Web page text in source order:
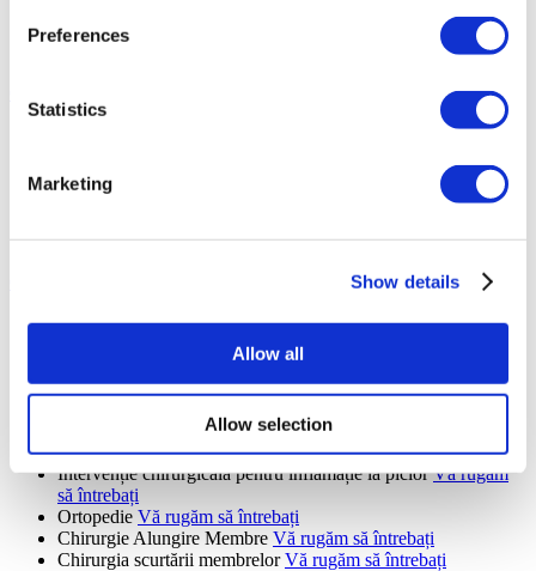
Preferences
Statistics
Marketing
Show details
Allow all
Allow selection
Perforație Septală
Vă rugăm să întrebați
Transplant de ficat
Transplant de rinichi
Chirurgie generală Vă rugăm să întrebați
Intervenție chirurgicală la tunelul carpian Vă rugăm să
Vă rugăm să întrebați
Proteză de genunchi Vă rugăm să întrebați
Artroscopia umărului Vă rugăm să întrebați
Intervenție chirurgicală pentru inflamație la picior Vă rugăm
să întrebați
Ortopedie Vă rugăm să întrebați
Chirurgie Alungire Membre Vă rugăm să întrebați
Chirurgia scurtării membrelor Vă rugăm să întrebați